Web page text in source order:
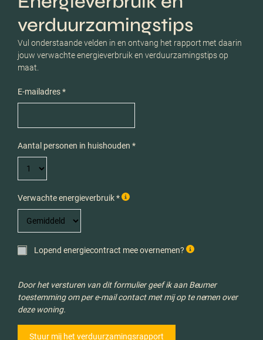
verduurzamingstips
Vul onderstaande velden in en ontvang het rapport met daarin
jouw verwachte energieverbruik en verduurzamingstips op
maat.
E-mailadres *
Aantal personen in huishouden *
Verwachte energieverbruik *
Lopend energiecontract mee overnemen?
Door het versturen van dit formulier geef ik aan Beumer
toestemming om per e-mail contact met mij op te nemen over
deze woning.